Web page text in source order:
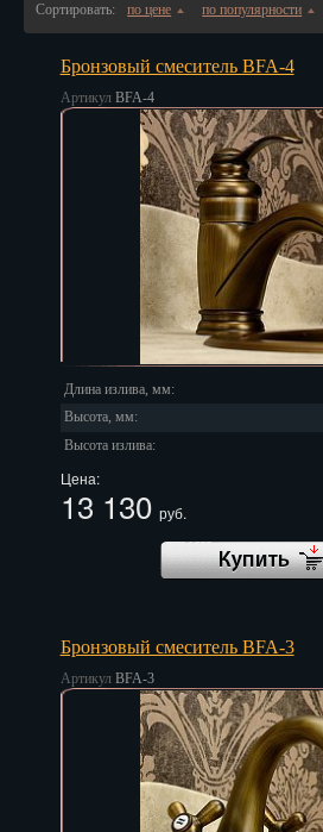
Сортировать: по цене ▲ по популярности ▲
Бронзовый смеситель BFA-4
Артикул BFA-4
Длина излива, мм:
Высота, мм:
Высота излива:
Цена:
13 130 руб.
Бронзовый смеситель BFA-3
Артикул BFA-3